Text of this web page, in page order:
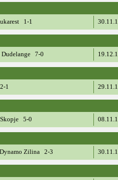
1-1
Dudelange 7-0
1
Skopje 5-0
Zilina 2-3